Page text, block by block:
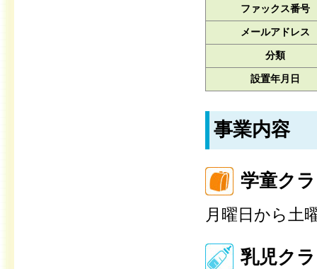
ファックス番号
メールアドレス
分類
設置年月日
事業内容
学童ク
月曜日から土
乳児ク